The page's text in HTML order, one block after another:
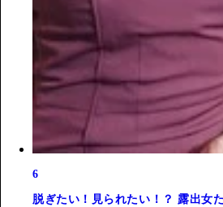
6
脱ぎたい！見られたい！？ 露出女